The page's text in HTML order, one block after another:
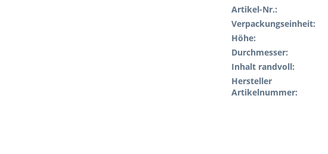
Artikel-Nr.:
Verpackungseinheit:
Höhe:
Durchmesser:
Inhalt randvoll:
Hersteller
Artikelnummer: